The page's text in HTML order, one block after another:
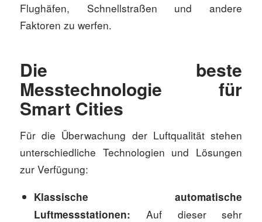
Flughäfen, Schnellstraßen und andere
Faktoren zu werfen.
Die beste
Messtechnologie für
Smart Cities
Für die Überwachung der Luftqualität stehen
unterschiedliche Technologien und Lösungen
zur Verfügung:
Klassische automatische
Luftmessstationen: Auf dieser sehr